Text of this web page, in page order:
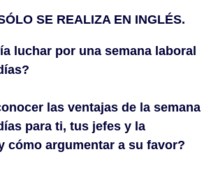
SE REALIZA EN INGLÉS.
luchar por una semana laboral
las ventajas de la semana
para ti, tus jefes y la
cómo argumentar a su favor?